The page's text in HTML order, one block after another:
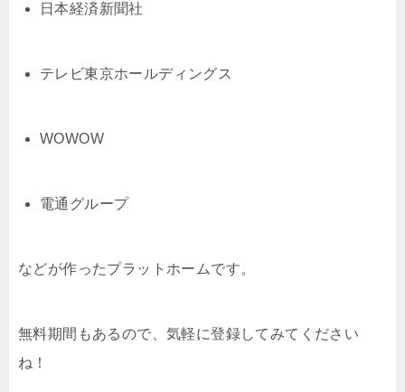
日本経済新聞社
テレビ東京ホールディングス
WOWOW
電通グループ
などが作ったプラットホームです。
無料期間もあるので、気軽に登録してみてください
ね！